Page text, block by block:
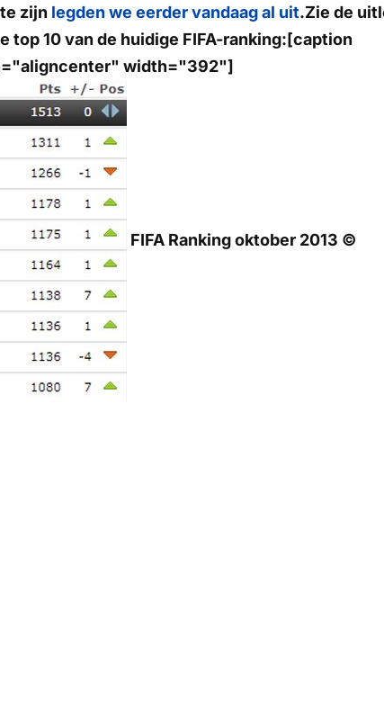
zijn legden we eerder vandaag al uit.Zie de
top 10 van de huidige FIFA-ranking:[caption
width="392"]
FIFA Ranking oktober 2013 ©